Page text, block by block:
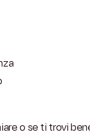
o se ti trovi